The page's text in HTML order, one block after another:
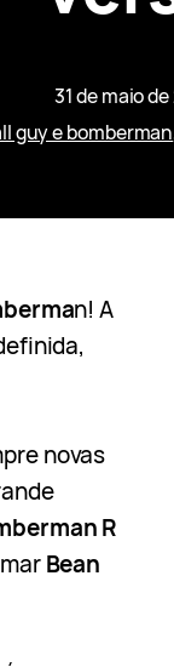
31 de maio de
guy e bomberman
n! A
novas
R
Bean